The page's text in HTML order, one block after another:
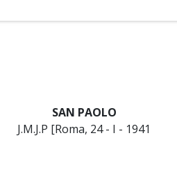
SAN PAOLO
J.M.J.P [Roma, 24 - I - 1941